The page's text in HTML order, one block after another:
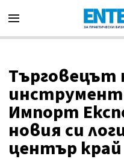
Търговецът
Импорт
новия си
център